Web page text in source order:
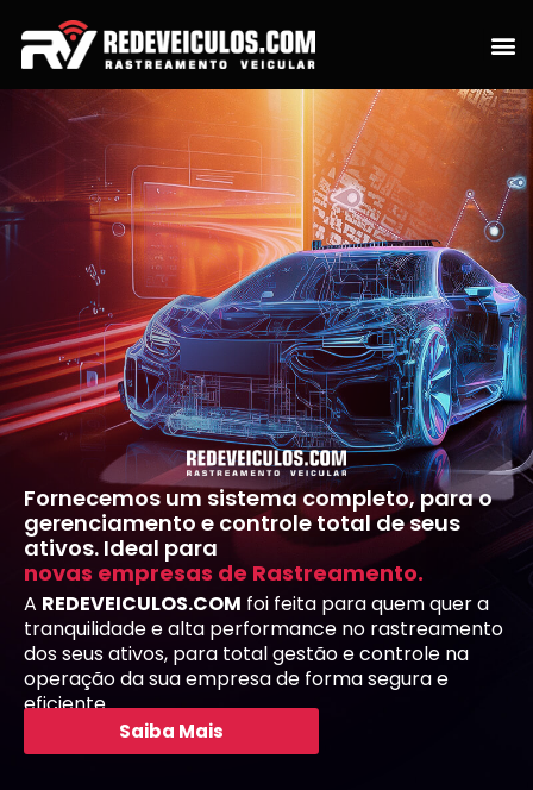
Fornecemos um sistema completo, para o
gerenciamento e controle total de seus
ativos. Ideal para
rastre ar
A REDEVEICULOS.COM foi feita para quem quer a
tranquilidade e alta performance no rastreamento
dos seus ativos, para total gestão e controle na
operação da sua empresa de forma segura e
eficiente.
Saiba Mais